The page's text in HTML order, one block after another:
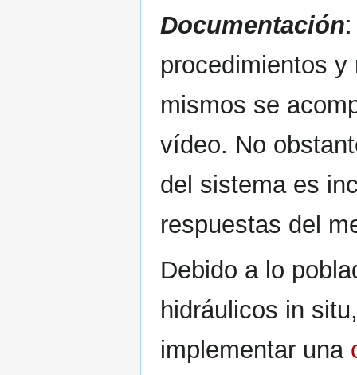
Documentación
procedimientos
mismos se
vídeo. No
del sistema es
respuestas del
Debido a lo
hidráulicos in
implementar una